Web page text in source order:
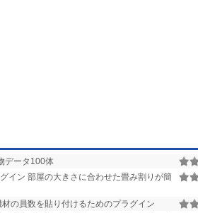
データ100体
イン 部屋の大きさに合わせた畳み割りが簡
の員数を貼り付けるためのプラグイン